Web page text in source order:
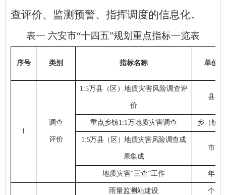
查评价、监测预警、指挥调度的信息化。
表一 六安市“十四五”规划重点指标一览表
序号 类别 指标名称 单位
1
调查
评价
1:5万县（区）地质灾害风险调查评
价
县
重点乡镇1:1万地质灾害调查 乡（镇）
1:5万县（区）地质灾害风险调查成
果集成
市
地质灾害“三查”工作 年
雨量监测站建设 个